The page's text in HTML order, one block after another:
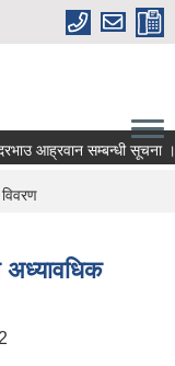
आह्रवान सम्बन्धी सूचना ।